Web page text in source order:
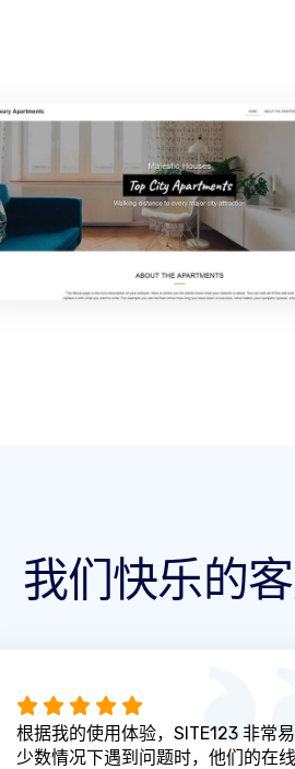
我们快乐的
根据我的使用体验，SITE123 非常易
少数情况下遇到问题时，他们的在